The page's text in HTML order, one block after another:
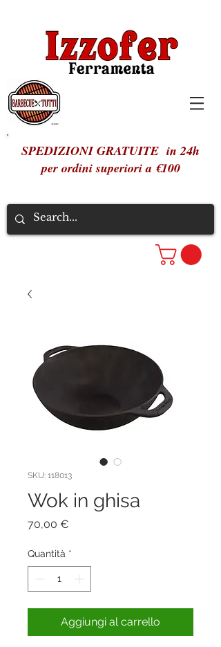
SPEDIZIONI GRATUITE in 24h
per ordini superiori a €100
SKU: 118013
Wok in ghisa
70,00 €
Quantità *
Aggiungi al carrello